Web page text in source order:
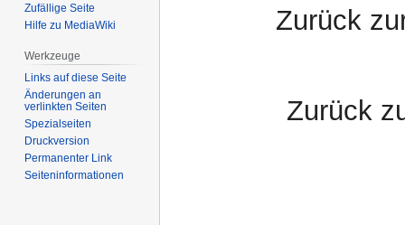
Zurück
Zurück
Zufällige Seite
Hilfe zu MediaWiki
Werkzeuge
Links auf diese Seite
Änderungen an
verlinkten Seiten
Spezialseiten
Druckversion
Permanenter Link
Seiten­informationen